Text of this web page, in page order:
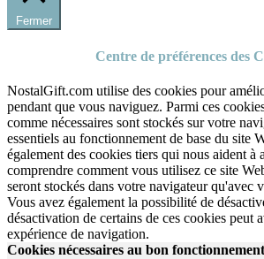
Fermer
Centre de préférences des
NostalGift.com utilise des cookies pour
pendant que vous naviguez. Parmi ces
comme nécessaires sont stockés sur votre
essentiels au fonctionnement de base du site
également des cookies tiers qui nous aident à
comprendre comment vous utilisez ce site
seront stockés dans votre navigateur qu'avec
Vous avez également la possibilité de
désactivation de certains de ces cookies peut
expérience de navigation.
Cookies nécessaires au bon fonctionnement